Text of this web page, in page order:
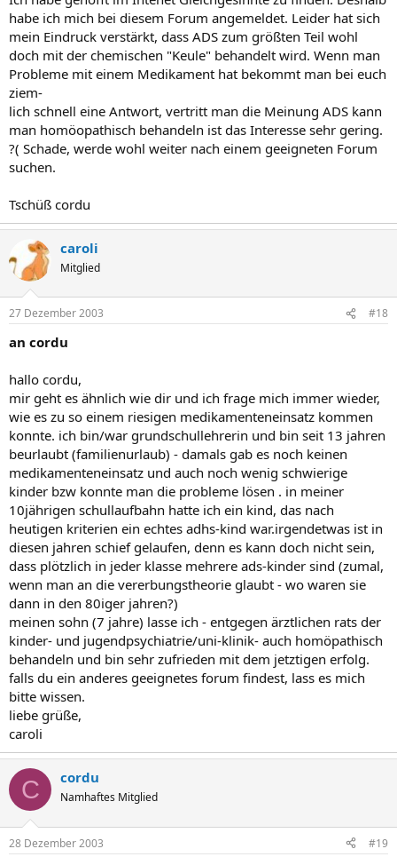
habe ich mich bei diesem Forum angemeldet. Leider hat sich
mein Eindruck verstärkt, dass ADS zum größten Teil wohl
doch mit der chemischen "Keule" behandelt wird. Wenn man
Probleme mit einem Medikament hat bekommt man bei euch
ziem-
lich schnell eine Antwort, vertritt man die Meinung ADS kann
man homöopathisch behandeln ist das Interesse sehr gering.
?( Schade, werde wohl weiter nach einem geeigneten Forum
suchen.
Tschüß cordu
caroli
Mitglied
27 Dezember 2003 #18
an cordu
hallo cordu,
mir geht es ähnlich wie dir und ich frage mich immer wieder,
wie es zu so einem riesigen medikamenteneinsatz kommen
konnte. ich bin/war grundschullehrerin und bin seit 13 jahren
beurlaubt (familienurlaub) - damals gab es noch keinen
medikamenteneinsatz und auch noch wenig schwierige
kinder bzw konnte man die probleme lösen . in meiner
10jährigen schullaufbahn hatte ich ein kind, das nach
heutigen kriterien ein echtes adhs-kind war.irgendetwas ist in
diesen jahren schief gelaufen, denn es kann doch nicht sein,
dass plötzlich in jeder klasse mehrere ads-kinder sind (zumal,
wenn man an die vererbungstheorie glaubt - wo waren sie
dann in den 80iger jahren?)
meinen sohn (7 jahre) lasse ich - entgegen ärztlichen rats der
kinder- und jugendpsychiatrie/uni-klinik- auch homöpathisch
behandeln und bin sehr zufrieden mit dem jetztigen erfolg.
falls du ein anderes geeignetes forum findest, lass es mich
bitte wissen.
liebe grüße,
caroli
C cordu
Namhaftes Mitglied
28 Dezember 2003 #19